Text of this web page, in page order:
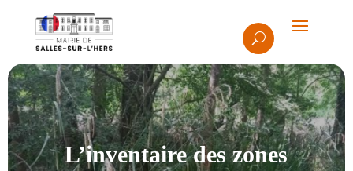
L’inventaire des zones